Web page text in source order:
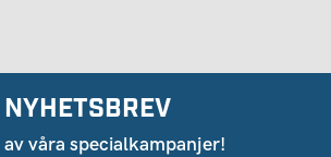
NYHETSBREV
av våra specialkampanjer!